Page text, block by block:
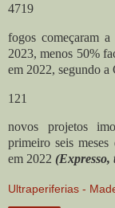
4719
fogos começaram
2023, menos 50%
em 2022, segundo
121
novos projetos
primeiro seis
em 2022
Ultraperiferias -